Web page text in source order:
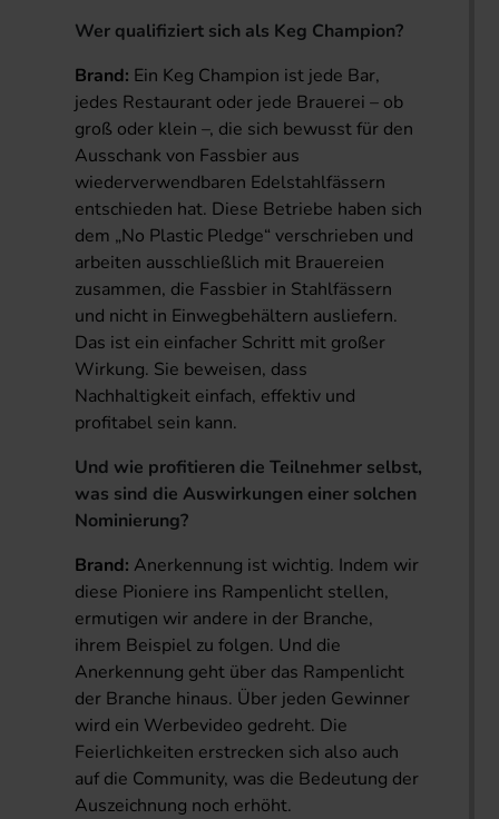
Wer qualifiziert sich als Keg Champion?
Brand: Ein Keg Champion ist jede Bar,
jedes Restaurant oder jede Brauerei – ob
groß oder klein –, die sich bewusst für den
Ausschank von Fassbier aus
wiederverwendbaren Edelstahlfässern
entschieden hat. Diese Betriebe haben sich
dem „No Plastic Pledge“ verschrieben und
arbeiten ausschließlich mit Brauereien
zusammen, die Fassbier in Stahlfässern
und nicht in Einwegbehältern ausliefern.
Das ist ein einfacher Schritt mit großer
Wirkung. Sie beweisen, dass
Nachhaltigkeit einfach, effektiv und
profitabel sein kann.
Und wie profitieren die Teilnehmer selbst,
was sind die Auswirkungen einer solchen
Nominierung?
Brand: Anerkennung ist wichtig. Indem wir
diese Pioniere ins Rampenlicht stellen,
ermutigen wir andere in der Branche,
ihrem Beispiel zu folgen. Und die
Anerkennung geht über das Rampenlicht
der Branche hinaus. Über jeden Gewinner
wird ein Werbevideo gedreht. Die
Feierlichkeiten erstrecken sich also auch
auf die Community, was die Bedeutung der
Auszeichnung noch erhöht.